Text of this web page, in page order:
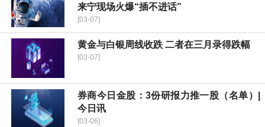
来宁现场火爆“插不进话”
[03-07]
黄金与白银周线收跌 二者在三月录得跌幅
[03-07]
券商今日金股：3份研报力推一股（名单）|
今日讯
[03-06]